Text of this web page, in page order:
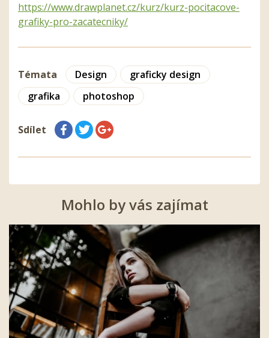
https://www.drawplanet.cz/kurz/kurz-pocitacove-
grafiky-pro-zacatecniky/
Témata Design
graficky design
grafika
photoshop
Sdílet
Mohlo by vás zajímat